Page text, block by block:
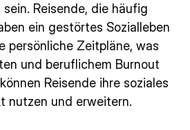
Reisende, die häufig
ein gestörtes Sozialleben
persönliche Zeitpläne, was
und beruflichem Burnout
Reisende ihre soziales
nutzen und erweitern.